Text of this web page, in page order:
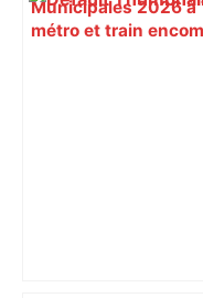
Municipales 2026 à
métro et train